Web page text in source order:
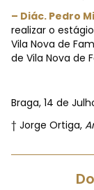
– Diác. Pedro
realizar o
Vila Nova de
de Vila Nova de
Braga, 14 de
† Jorge Ortiga,